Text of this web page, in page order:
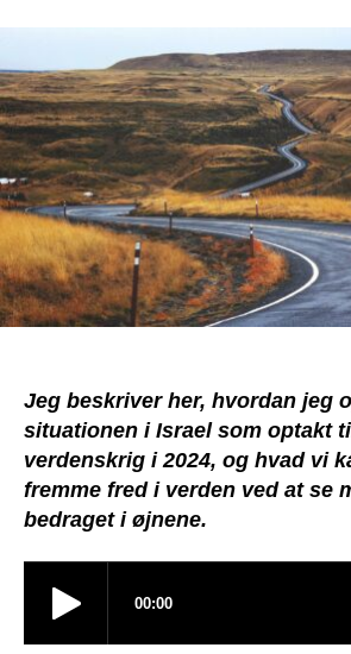
Jeg beskriver her, hvordan jeg
situationen i Israel som optakt
verdenskrig i 2024, og hvad vi
fremme fred i verden ved at se
bedraget i øjnene.